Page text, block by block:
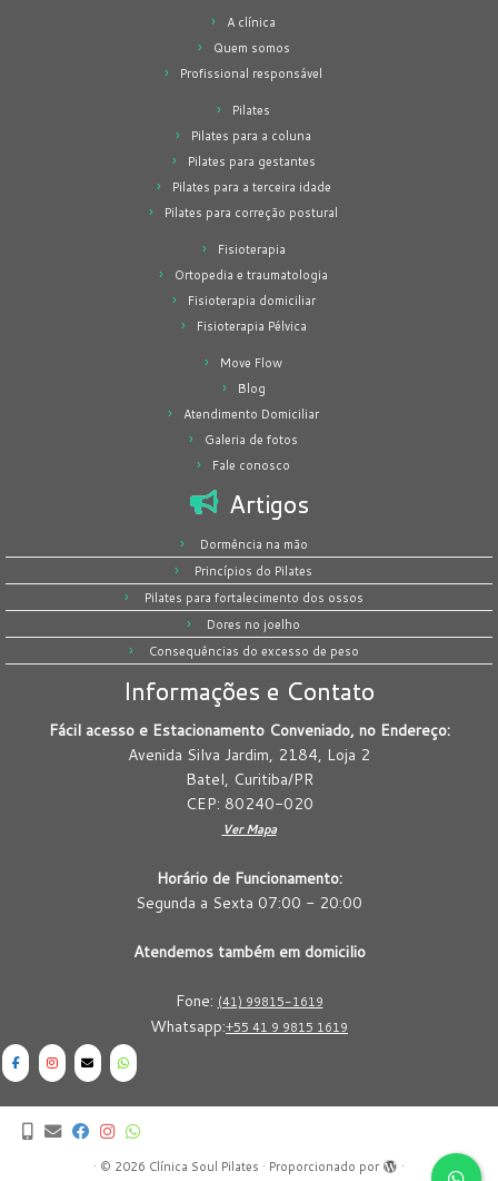
A clínica
Quem somos
Profissional responsável
Pilates
Pilates para a coluna
Pilates para gestantes
Pilates para a terceira idade
Pilates para correção postural
Fisioterapia
Ortopedia e traumatologia
Fisioterapia domiciliar
Fisioterapia Pélvica
Move Flow
Blog
Atendimento Domiciliar
Galeria de fotos
Fale conosco
Artigos
Dormência na mão
Princípios do Pilates
Pilates para fortalecimento dos ossos
Dores no joelho
Consequências do excesso de peso
Informações e Contato
Fácil acesso e Estacionamento Conveniado, no Endereço:
Avenida Silva Jardim, 2184, Loja 2
Batel, Curitiba/PR
CEP: 80240-020
Ver Mapa
Horário de Funcionamento:
Segunda a Sexta 07:00 - 20:00
Atendemos também em domicilio
Fone: (41) 99815-1619
Whatsapp:+55 41 9 9815 1619
· © 2026 Clínica Soul Pilates · Proporcionado por ·